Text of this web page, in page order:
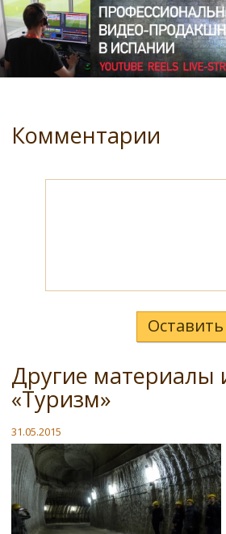
Комментарии
Другие материалы
«Туризм»
31.05.2015